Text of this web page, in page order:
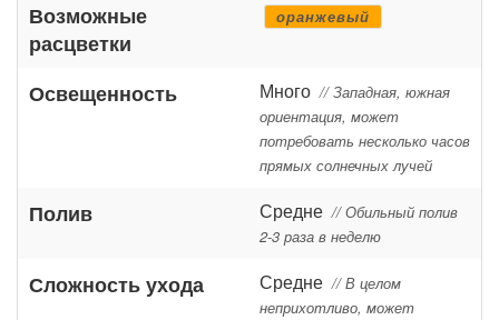
Возможные
расцветки
оранжевый
Освещенность Много // Западная, южная
ориентация, может
потребовать несколько часов
прямых солнечных лучей
Полив Средне // Обильный полив
2-3 раза в неделю
Сложность ухода Средне // В целом
неприхотливо, может